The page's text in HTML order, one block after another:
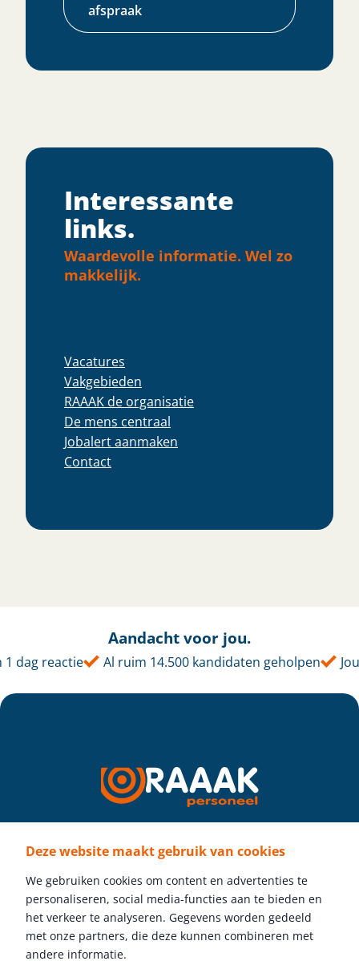
Deze website maakt gebruik van cookies
We gebruiken cookies om content en advertenties te
personaliseren, social media-functies aan te bieden en
het verkeer te analyseren. Gegevens worden gedeeld
met onze partners, die deze kunnen combineren met
andere informatie.
afspraak
Interessante
links.
Waardevolle informatie. Wel zo
makkelijk.
Vacatures
Vakgebieden
RAAAK de organisatie
De mens centraal
Jobalert aanmaken
Contact
Aandacht voor jou.
dag reactie Al ruim 14.500 kandidaten geholpen
Volg ons
Gratis vacature plaatsen